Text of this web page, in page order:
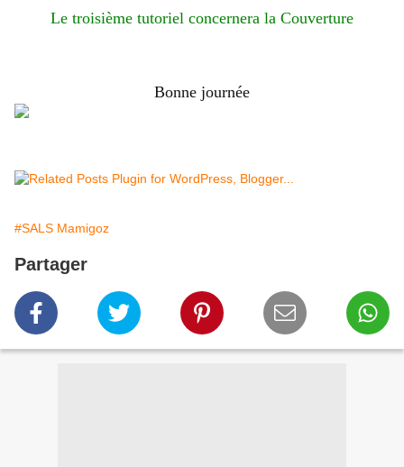
Le troisième tutoriel concernera la Couverture
Bonne journée
#SALS Mamigoz
Partager